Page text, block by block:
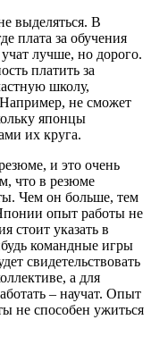
выделяться. В
плата за обучения
лучше, но дорого.
платить за
школу,
Например, не сможет
японцы
их круга.
и это очень
что в резюме
Чем он больше, тем
опыт работы не
стоит указать в
командные игры
свидетельствовать
а для
– научат. Опыт
не способен ужиться